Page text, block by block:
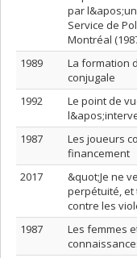
par
Service de
Montréal
1989
La formation
conjugale
1992
Le point de
1987
Les joueurs
financement
2017
&quot;Je ne
perpétuité, et
contre les
1987
Les femmes